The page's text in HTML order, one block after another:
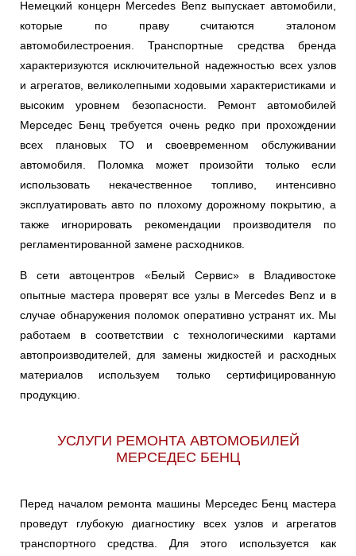
CLS COUPE E-CLASS
GLC GLE GLK-CLASS
S-CLASS SL SLK
VANEO седан
Немецкий концерн Mercedes Benz выпускает автомобили,
которые по праву считаются эталоном
автомобилестроения. Транспортные средства бренда
характеризуются исключительной надежностью всех узлов
и агрегатов, великолепными ходовыми характеристиками и
высоким уровнем безопасности. Ремонт автомобилей
Мерседес Бенц требуется очень редко при прохождении
всех плановых ТО и своевременном обслуживании
автомобиля. Поломка может произойти только если
использовать некачественное топливо, интенсивно
эксплуатировать авто по плохому дорожному покрытию, а
также игнорировать рекомендации производителя по
регламентированной замене расходников.
В сети автоцентров «Белый Сервис» в Владивостоке
опытные мастера проверят все узлы в Mercedes Benz и в
случае обнаружения поломок оперативно устранят их. Мы
работаем в соответствии с технологическими картами
автопроизводителей, для замены жидкостей и расходных
материалов используем только сертифицированную
продукцию.
УСЛУГИ РЕМОНТА АВТОМОБИЛЕЙ
МЕРСЕДЕС БЕНЦ
Перед началом ремонта машины Мерседес Бенц мастера
проведут глубокую диагностику всех узлов и агрегатов
транспортного средства. Для этого используется как